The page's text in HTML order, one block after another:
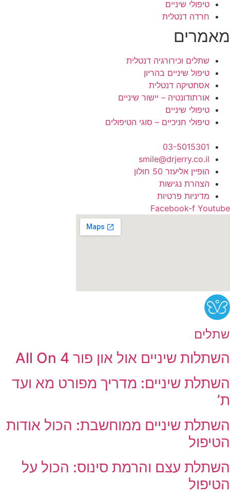
טיפולי שיניים
חרדה דנטלית
מאמרים
שתלים וכירורגיה דנטלית
טיפול שיניים בהריון
אסתטיקה דנטלית
אורתודונטיה – יישור שיניים
טיפולי שיניים
טיפולי חניכיים – סוגי הטיפולים
03-5015301
smile@drjerry.co.il
הופיין אליעזר 50 חולון
הצהרת נגישות
מדיניות פרטיות
Facebook-f Youtube
שתלים
השתלות שיניים אול און פור All On 4
השתלת שיניים: מדריך מפורט מא ועד
ת’
השתלת שיניים ממוחשבת: הכול אודות
הטיפול
השתלת עצם והרמת סינוס: הכול על
הטיפול